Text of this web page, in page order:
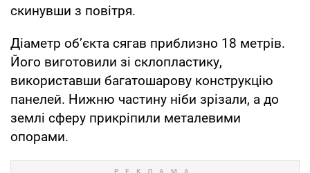
скинувши з повітря.
Діаметр об’єкта сягав приблизно 18 метрів.
Його виготовили зі склопластику,
використавши багатошарову конструкцію
панелей. Нижню частину ніби зрізали, а до
землі сферу прикріпили металевими
опорами.